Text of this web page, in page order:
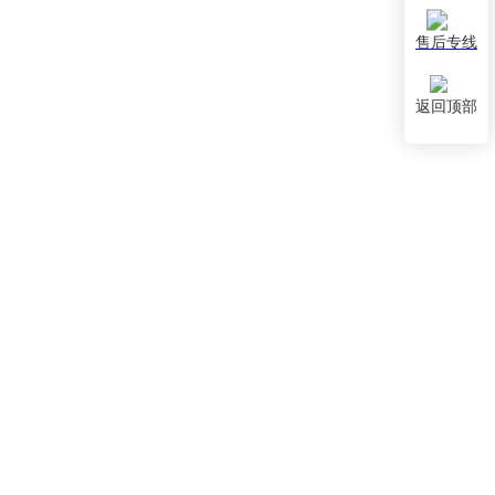
售后专线
返回顶部